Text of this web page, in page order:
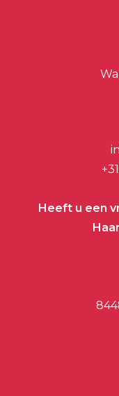
Heeft u een